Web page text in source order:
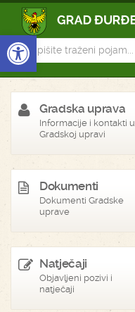
Open toolbar
Gradska uprava
Informacije i kontakti u
Gradskoj upravi
Dokumenti
Dokumenti Gradske
uprave
Natječaji
Objavljeni pozivi i
natječaji